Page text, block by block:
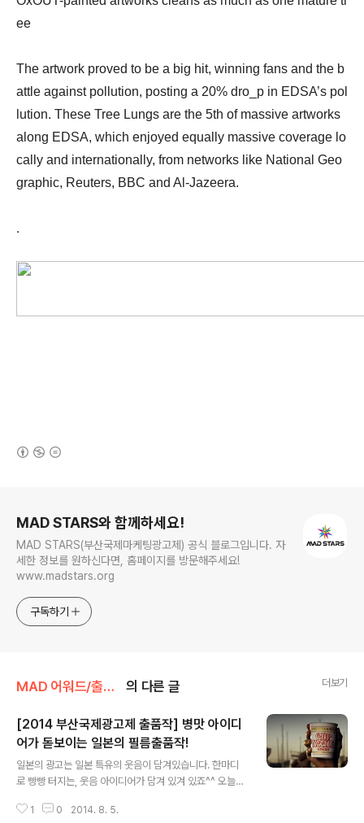
ee
The artwork proved to be a big hit, winning fans and the b
attle against pollution, posting a 20% dro_p in EDSA’s pol
lution. These Tree Lungs are the 5th of massive artworks
along EDSA, which enjoyed equally massive coverage lo
cally and internationally, from networks like National Geo
graphic, Reuters, BBC and Al-Jazeera.
.
MAD STARS와 함께하세요!
MAD STARS(부산국제마케팅광고제) 공식 블로그입니다. 자
세한 정보를 원하신다면, 홈페이지를 방문해주세요!
www.madstars.org
구독하기
MAD 어워드/출품작 의 다른 글 더보기
[2014 부산국제광고제 출품작] 병맛 아이디
어가 돋보이는 일본의 필름출품작!
일본의 광고는 일본 특유의 웃음이 담겨있습니다. 한마디
로 빵빵 터지는, 웃음 아이디어가 담겨 있겨 있죠^^ 오늘은
합니다. 'Crazy 컨셉' 이라고 할까요? 어이없지만 웃겨서
1 0 2014. 8. 5.